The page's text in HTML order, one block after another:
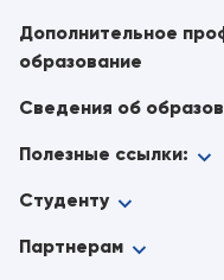
Дополнительное
образование
Сведения об
Полезные ссылки:
Студенту
Партнерам